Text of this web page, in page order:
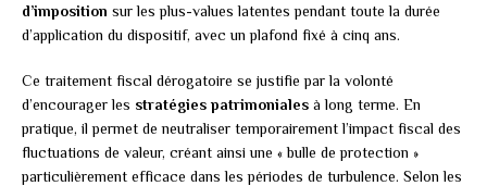
d’imposition sur les plus-values latentes pendant toute la durée
d’application du dispositif, avec un plafond fixé à cinq ans.
Ce traitement fiscal dérogatoire se justifie par la volonté
d’encourager les stratégies patrimoniales à long terme. En
pratique, il permet de neutraliser temporairement l’impact fiscal des
fluctuations de valeur, créant ainsi une « bulle de protection »
particulièrement efficace dans les périodes de turbulence. Selon les